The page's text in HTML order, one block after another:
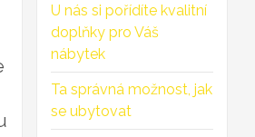
U nás si pořídíte kvalitní
doplňky pro Váš
nábytek
Ta správná možnost, jak
se ubytovat